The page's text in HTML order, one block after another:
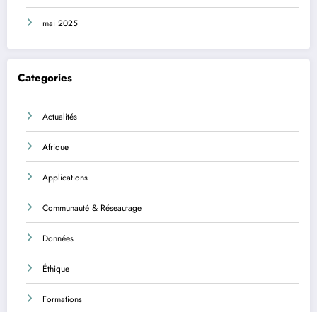
mai 2025
Categories
Actualités
Afrique
Applications
Communauté & Réseautage
Données
Éthique
Formations